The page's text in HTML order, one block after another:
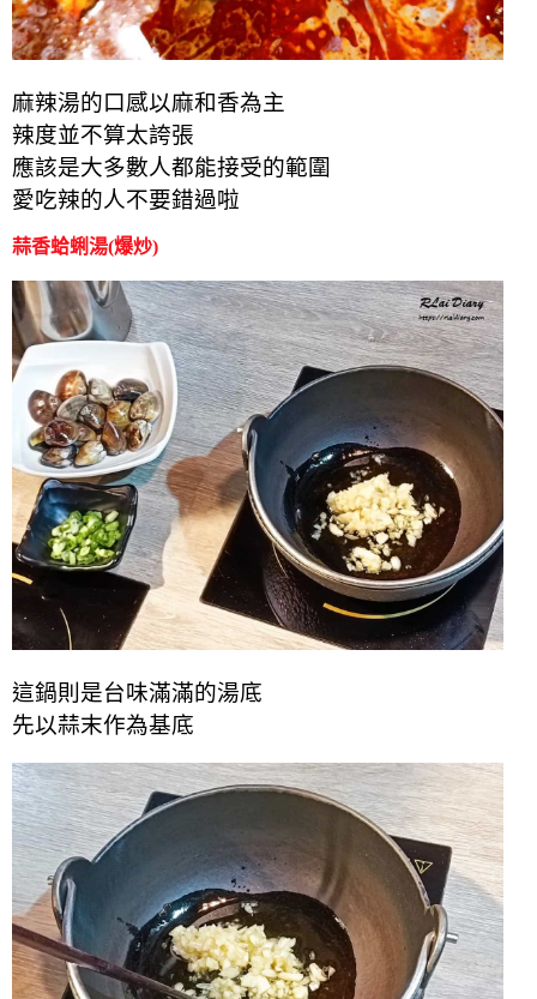
麻辣湯的口感以麻和香為主
辣度並不算太誇張
應該是大多數人都能接受的範圍
愛吃辣的人不要錯過啦
蒜香蛤蜊湯(爆炒)
這鍋則是台味滿滿的湯底
先以蒜末作為基底